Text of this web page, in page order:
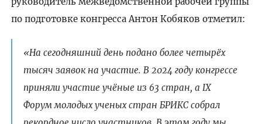
по подготовке конгресса Антон Кобяков отметил:
«На сегодняшний день подано более четырёх
тысяч заявок на участие. В 2024 году конгрессе
приняли участие учёные из 63 стран, а IX
Форум молодых ученых стран БРИКС собрал